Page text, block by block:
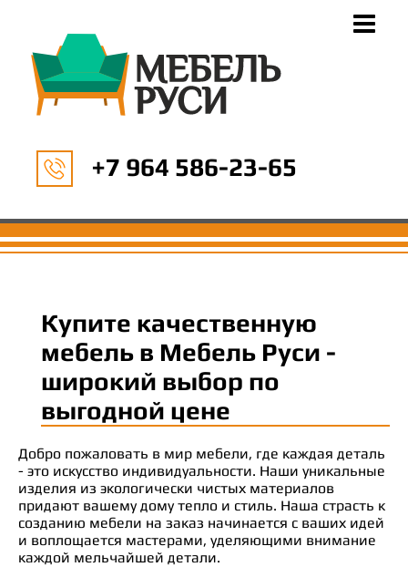
+7 964 586-23-65
Купите качественную
мебель в Мебель Руси -
широкий выбор по
выгодной цене
Добро пожаловать в мир мебели, где каждая деталь
- это искусство индивидуальности. Наши уникальные
изделия из экологически чистых материалов
придают вашему дому тепло и стиль. Наша страсть к
созданию мебели на заказ начинается с ваших идей
и воплощается мастерами, уделяющими внимание
каждой мельчайшей детали.